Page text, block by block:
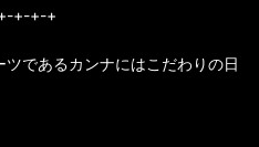
+-+-+
であるカンナにはこだわりの日